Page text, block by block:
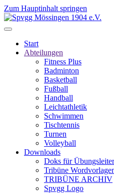
Zum Hauptinhalt springen
Start
Abteilungen
Fitness Plus
Badminton
Basketball
Fußball
Handball
Leichtathletik
Schwimmen
Tischtennis
Turnen
Volleyball
Downloads
Doks für Übungsleiter
Tribüne
TRIBÜNE ARCHIV
Spvgg Logo